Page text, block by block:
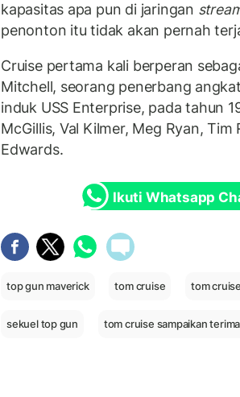
kapasitas apa pun di jaringan
penonton itu tidak akan pernah
Cruise pertama kali berperan
Mitchell, seorang penerbang
induk USS Enterprise, pada tahun
McGillis, Val Kilmer, Meg Ryan,
Edwards.
Ikuti Whatsapp
top gun maverick tom cruise tom
sekuel top gun tom cruise sampaikan